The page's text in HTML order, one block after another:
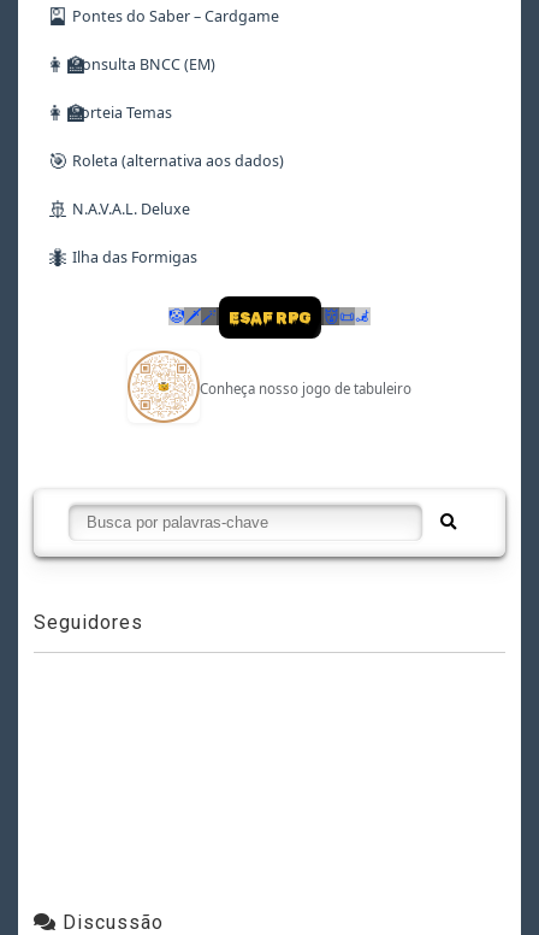
🎴 Pontes do Saber – Cardgame
👩‍🏫Consulta BNCC (EM)
👩‍🏫Sorteia Temas
🎯 Roleta (alternativa aos dados)
🚢 N.A.V.A.L. Deluxe
🐜 Ilha das Formigas
🤡 🗡🪄 ESAF RPG 👹📜🦼
Conheça nosso jogo de tabuleiro
Seguidores
Discussão